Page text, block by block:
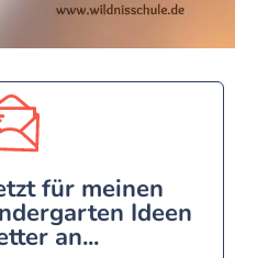
für meinen
Ideen
an...